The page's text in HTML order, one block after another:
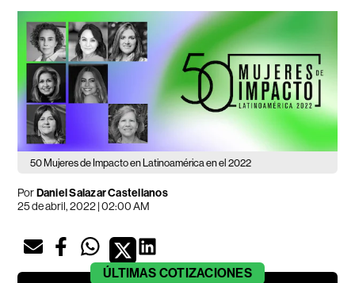
50 Mujeres de Impacto en Latinoamérica en el 2022
PorDaniel Salazar Castellanos
25 de abril, 2022 | 02:00 AM
ÚLTIMAS COTIZACIONES